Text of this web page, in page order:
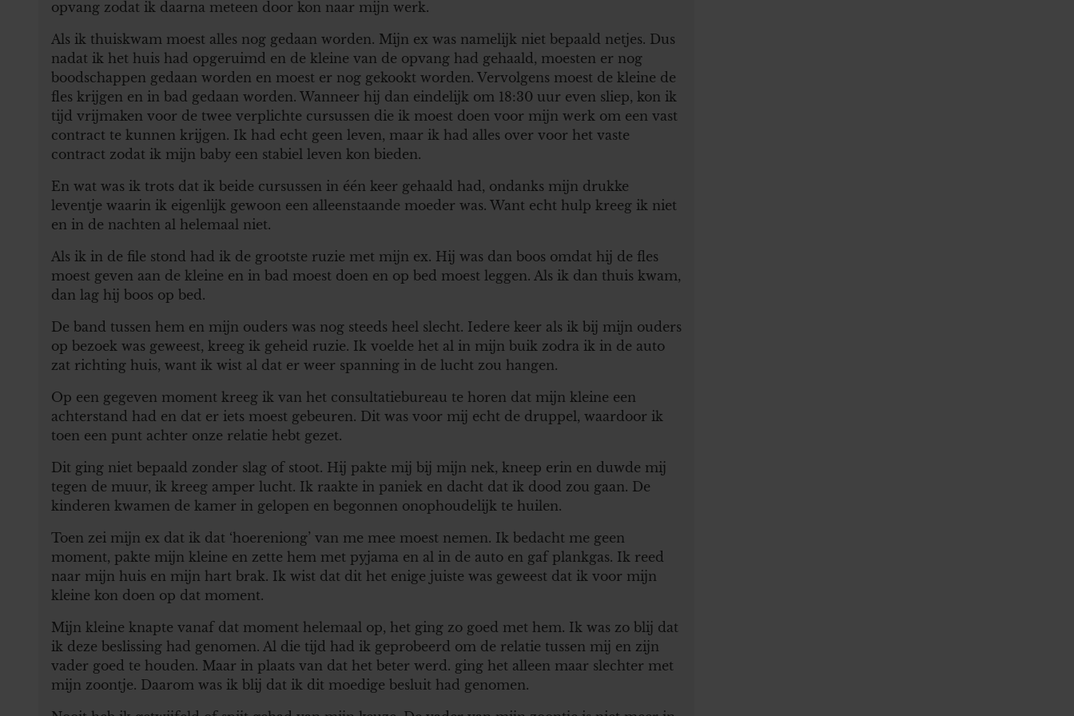
opvang zodat ik daarna meteen door kon naar mijn werk.
Als ik thuiskwam moest alles nog gedaan worden. Mijn ex was namelijk niet bepaald netjes. Dus
nadat ik het huis had opgeruimd en de kleine van de opvang had gehaald, moesten er nog
boodschappen gedaan worden en moest er nog gekookt worden. Vervolgens moest de kleine de
fles krijgen en in bad gedaan worden. Wanneer hij dan eindelijk om 18:30 uur even sliep, kon ik
tijd vrijmaken voor de twee verplichte cursussen die ik moest doen voor mijn werk om een vast
contract te kunnen krijgen. Ik had echt geen leven, maar ik had alles over voor het vaste
contract zodat ik mijn baby een stabiel leven kon bieden.
En wat was ik trots dat ik beide cursussen in één keer gehaald had, ondanks mijn drukke
leventje waarin ik eigenlijk gewoon een alleenstaande moeder was. Want echt hulp kreeg ik niet
en in de nachten al helemaal niet.
Als ik in de file stond had ik de grootste ruzie met mijn ex. Hij was dan boos omdat hij de fles
moest geven aan de kleine en in bad moest doen en op bed moest leggen. Als ik dan thuis kwam,
dan lag hij boos op bed.
De band tussen hem en mijn ouders was nog steeds heel slecht. Iedere keer als ik bij mijn ouders
op bezoek was geweest, kreeg ik geheid ruzie. Ik voelde het al in mijn buik zodra ik in de auto
zat richting huis, want ik wist al dat er weer spanning in de lucht zou hangen.
Op een gegeven moment kreeg ik van het consultatiebureau te horen dat mijn kleine een
achterstand had en dat er iets moest gebeuren. Dit was voor mij echt de druppel, waardoor ik
toen een punt achter onze relatie hebt gezet.
Dit ging niet bepaald zonder slag of stoot. Hij pakte mij bij mijn nek, kneep erin en duwde mij
tegen de muur, ik kreeg amper lucht. Ik raakte in paniek en dacht dat ik dood zou gaan. De
kinderen kwamen de kamer in gelopen en begonnen onophoudelijk te huilen.
Toen zei mijn ex dat ik dat ‘hoereniong’ van me mee moest nemen. Ik bedacht me geen
moment, pakte mijn kleine en zette hem met pyjama en al in de auto en gaf plankgas. Ik reed
naar mijn huis en mijn hart brak. Ik wist dat dit het enige juiste was geweest dat ik voor mijn
kleine kon doen op dat moment.
Mijn kleine knapte vanaf dat moment helemaal op, het ging zo goed met hem. Ik was zo blij dat
ik deze beslissing had genomen. Al die tijd had ik geprobeerd om de relatie tussen mij en zijn
vader goed te houden. Maar in plaats van dat het beter werd. ging het alleen maar slechter met
mijn zoontje. Daarom was ik blij dat ik dit moedige besluit had genomen.